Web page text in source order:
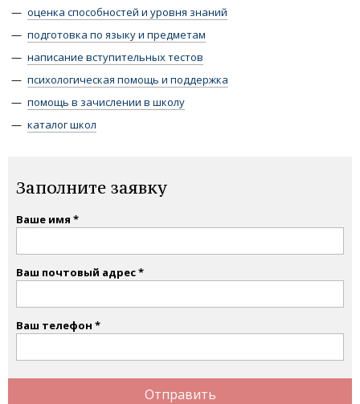
оценка способностей и уровня знаний
подготовка по языку и предметам
написание вступительных тестов
психологическая помощь и поддержка
помощь в зачислении в школу
каталог школ
Заполните заявку
Ваше имя
Ваш почтовый адрес
Ваш телефон
Отправить